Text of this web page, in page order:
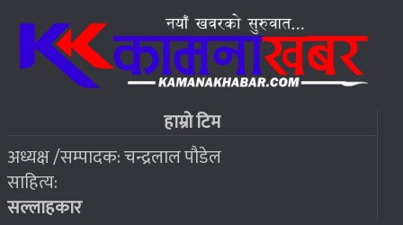
६ जहाँ चट्याङबाट बच्न रक्सी छर्केर घरभित्र पस्छन् स्थानीय
२०७६ बैशाख १३, शुक्रबार
फोरम सुनसरीको अध्यक्षमा खत्वे विजयी
२०७६ बैशाख १३, शुक्रबार
८ भूकम्प पीडितलाई घर निर्माण गर्न लालपुर्जा
हाम्रो टिम
अध्यक्ष /सम्पादक: चन्द्रलाल पौडेल
साहित्य:
सल्लाहकार